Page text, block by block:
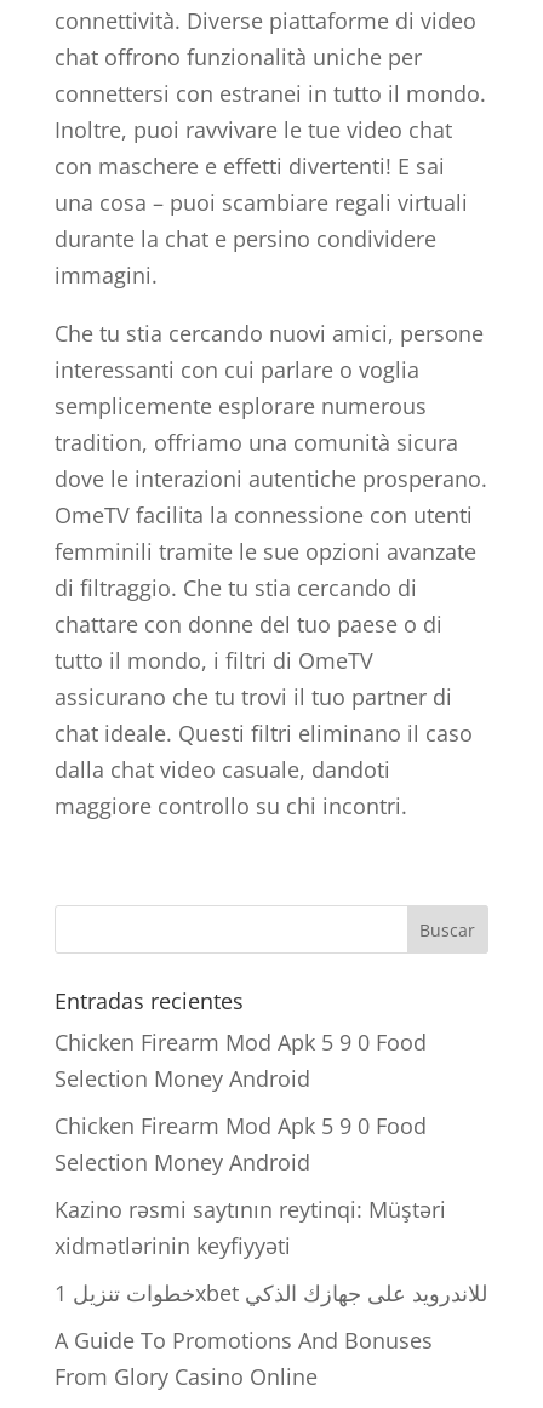
connettività. Diverse piattaforme di video
chat offrono funzionalità uniche per
connettersi con estranei in tutto il mondo.
Inoltre, puoi ravvivare le tue video chat
con maschere e effetti divertenti! E sai
una cosa – puoi scambiare regali virtuali
durante la chat e persino condividere
immagini.
Che tu stia cercando nuovi amici, persone
interessanti con cui parlare o voglia
semplicemente esplorare numerous
tradition, offriamo una comunità sicura
dove le interazioni autentiche prosperano.
OmeTV facilita la connessione con utenti
femminili tramite le sue opzioni avanzate
di filtraggio. Che tu stia cercando di
chattare con donne del tuo paese o di
tutto il mondo, i filtri di OmeTV
assicurano che tu trovi il tuo partner di
chat ideale. Questi filtri eliminano il caso
dalla chat video casuale, dandoti
maggiore controllo su chi incontri.
Entradas recientes
Chicken Firearm Mod Apk 5 9 0 Food
Selection Money Android
Chicken Firearm Mod Apk 5 9 0 Food
Selection Money Android
Kazino rəsmi saytının reytinqi: Müştəri
xidmətlərinin keyfiyyəti
خطوات تنزيل 1xbet للاندرويد على جهازك الذكي
A Guide To Promotions And Bonuses
From Glory Casino Online